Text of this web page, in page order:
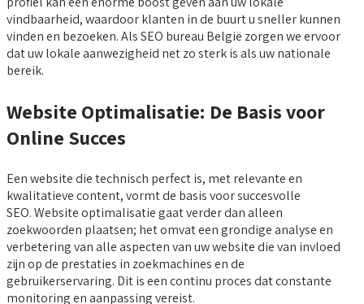
vindbaarheid, waardoor klanten in de buurt u sneller kunnen
vinden en bezoeken. Als SEO bureau België zorgen we ervoor
dat uw lokale aanwezigheid net zo sterk is als uw nationale
bereik.
Website Optimalisatie: De Basis voor
Online Succes
Een website die technisch perfect is, met relevante en
kwalitatieve content, vormt de basis voor succesvolle
SEO. Website optimalisatie gaat verder dan alleen
zoekwoorden plaatsen; het omvat een grondige analyse en
verbetering van alle aspecten van uw website die van invloed
zijn op de prestaties in zoekmachines en de
gebruikerservaring. Dit is een continu proces dat constante
monitoring en aanpassing vereist.